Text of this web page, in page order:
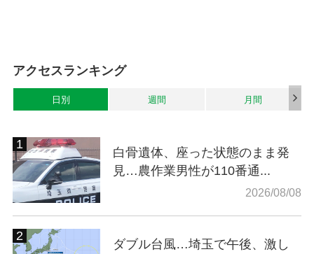
アクセスランキング
日別 週間 月間
白骨遺体、座った状態のまま発
見…農作業男性が110番通...
2026/08/08
ダブル台風…埼玉で午後、激し